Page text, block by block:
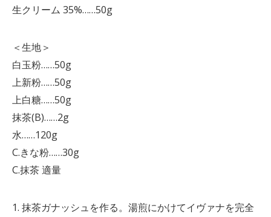
生クリーム 35%……50g
＜生地＞
白玉粉……50g
上新粉……50g
上白糖……50g
抹茶(B)……2g
水……120g
C.きな粉……30g
C.抹茶 適量
1. 抹茶ガナッシュを作る。湯煎にかけてイヴァナを完全